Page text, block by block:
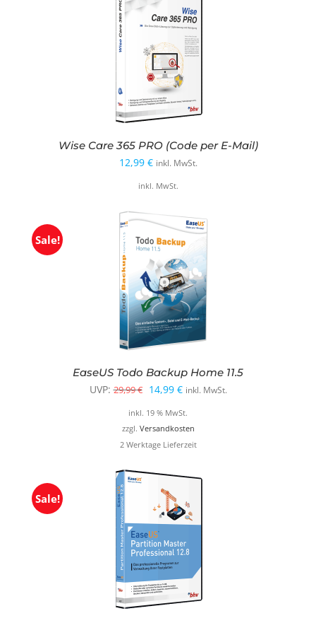
Wise Care 365 PRO (Code per E-Mail)
12,99 € inkl. MwSt.
inkl. MwSt.
Sale!
EaseUS Todo Backup Home 11.5
UVP: 29,99€ Ursprünglicher
Preis
war:
29,99 €
14,99 €Aktueller
Preis
ist:
14,99 €.
inkl. MwSt.
inkl. 19 % MwSt.
zzgl. Versandkosten
2 Werktage Lieferzeit
Sale!